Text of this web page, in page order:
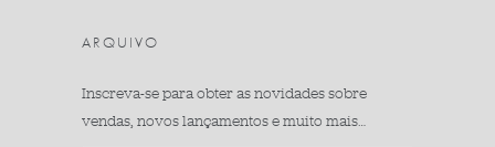
ARQUIVO
Inscreva-se para obter as novidades sobre
vendas, novos lançamentos e muito mais…